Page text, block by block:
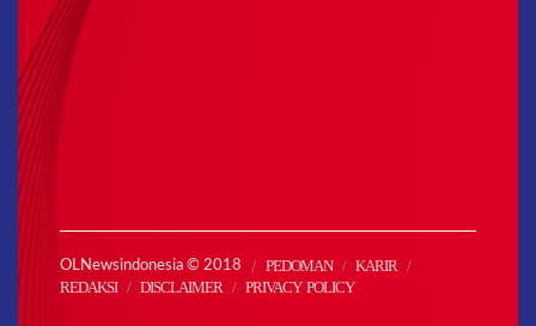
OLNewsindonesia © 2018 PEDOMAN
KARIR
REDAKSI
DISCLAIMER PRIVACY POLICY